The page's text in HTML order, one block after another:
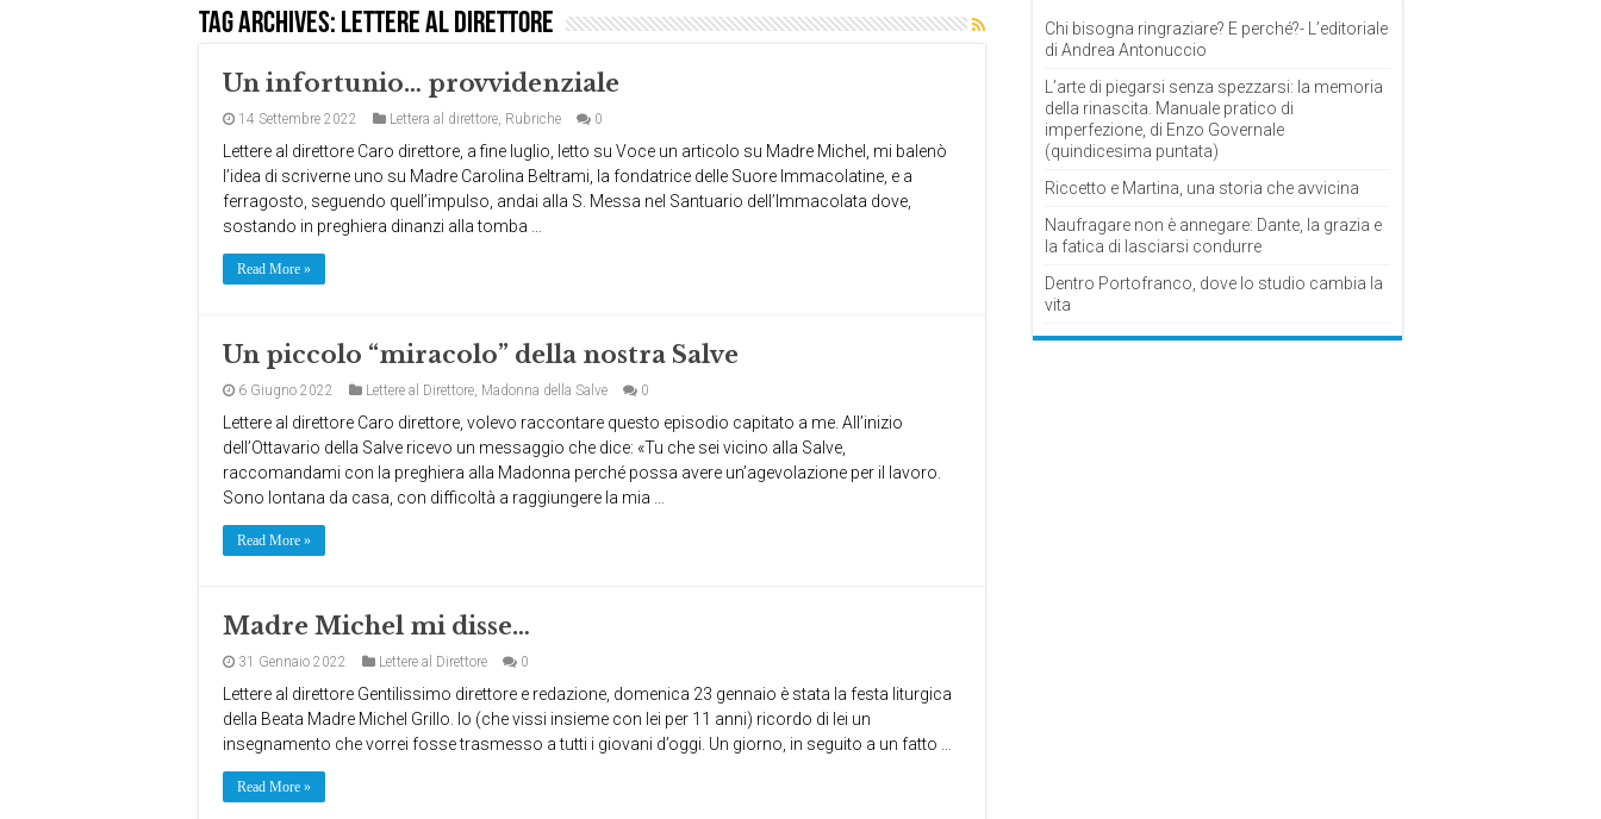
Tag Archives: Lettere al direttore
Un infortunio… provvidenziale
14 Settembre 2022 Lettera al direttore, Rubriche 0
Lettere al direttore Caro direttore, a fine luglio, letto su Voce un articolo su Madre Michel, mi balenò
l’idea di scriverne uno su Madre Carolina Beltrami, la fondatrice delle Suore Immacolatine, e a
ferragosto, seguendo quell’impulso, andai alla S. Messa nel Santuario dell’Immacolata dove,
sostando in preghiera dinanzi alla tomba …
Read More »
Un piccolo “miracolo” della nostra Salve
6 Giugno 2022 Lettere al Direttore, Madonna della Salve 0
Lettere al direttore Caro direttore, volevo raccontare questo episodio capitato a me. All’inizio
dell’Ottavario della Salve ricevo un messaggio che dice: «Tu che sei vicino alla Salve,
raccomandami con la preghiera alla Madonna perché possa avere un’agevolazione per il lavoro.
Sono lontana da casa, con difficoltà a raggiungere la mia …
Read More »
Madre Michel mi disse…
31 Gennaio 2022 Lettere al Direttore 0
Lettere al direttore Gentilissimo direttore e redazione, domenica 23 gennaio è stata la festa liturgica
della Beata Madre Michel Grillo. Io (che vissi insieme con lei per 11 anni) ricordo di lei un
insegnamento che vorrei fosse trasmesso a tutti i giovani d’oggi. Un giorno, in seguito a un fatto …
Read More »
Chi bisogna ringraziare? E perché?- L’editoriale
di Andrea Antonuccio
L’arte di piegarsi senza spezzarsi: la memoria
della rinascita. Manuale pratico di
imperfezione, di Enzo Governale
(quindicesima puntata)
Riccetto e Martina, una storia che avvicina
Naufragare non è annegare: Dante, la grazia e
la fatica di lasciarsi condurre
Dentro Portofranco, dove lo studio cambia la
vita